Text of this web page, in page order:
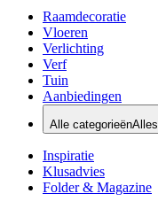
Raamdecoratie
Vloeren
Verlichting
Verf
Tuin
Aanbiedingen
Alle categorieënAlles
Inspiratie
Klusadvies
Folder & Magazine